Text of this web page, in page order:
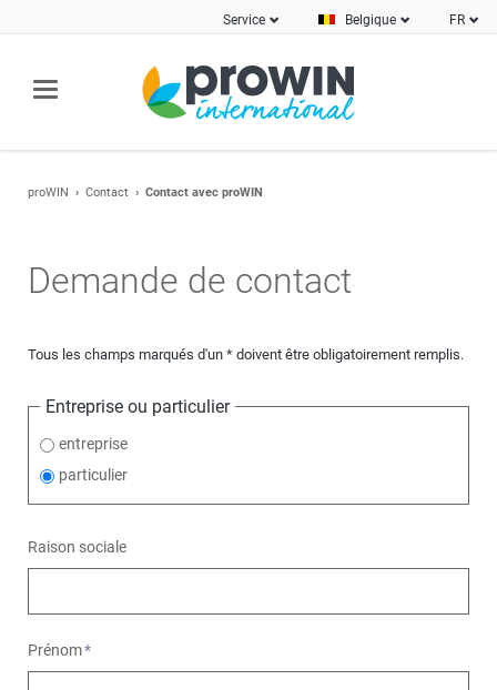
FR
Belgique
Service
proWIN Contact Contact avec proWIN
Demande de contact
Tous les champs marqués d'un * doivent être obligatoirement remplis.
Entreprise ou particulier
entreprise
particulier
Raison sociale
Prénom*